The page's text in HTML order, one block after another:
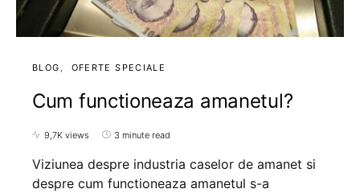
BLOG OFERTE SPECIALE
Cum functioneaza amanetul?
9,7K views 3 minute read
Viziunea despre industria caselor de amanet si
despre cum functioneaza amanetul s-a